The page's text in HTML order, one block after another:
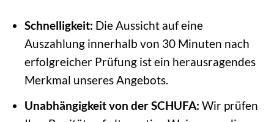
Schnelligkeit: Die Aussicht auf eine
Auszahlung innerhalb von 30 Minuten nach
erfolgreicher Prüfung ist ein herausragendes
Merkmal unseres Angebots.
Unabhängigkeit von der SCHUFA: Wir prüfen